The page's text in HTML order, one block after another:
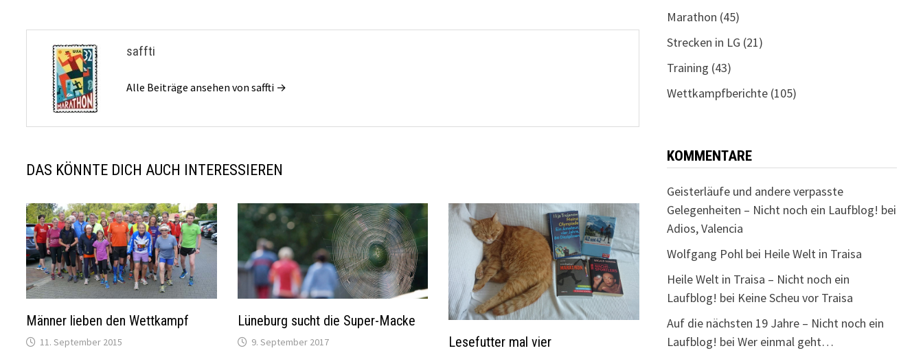
saffti
Alle Beiträge ansehen von saffti →
DAS KÖNNTE DICH AUCH INTERESSIEREN
Männer lieben den Wettkampf
11. September 2015
Lüneburg sucht die Super-Macke
9. September 2017 Lesefutter mal vier
Marathon (45)
Strecken in LG (21)
Training (43)
Wettkampfberichte(105)
KOMMENTARE
Geisterläufe und andere verpasste
Gelegenheiten – Nicht noch ein Laufblog! bei
Adios, Valencia
Wolfgang Pohlbei Heile Welt in Traisa
Heile Welt in Traisa – Nicht noch ein
Laufblog! bei Keine Scheu vor Traisa
Auf die nächsten 19 Jahre – Nicht noch ein
Laufblog! bei Wer einmal geht…